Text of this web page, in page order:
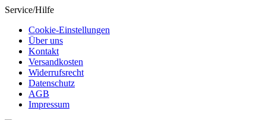
Service/Hilfe
Cookie-Einstellungen
Über uns
Kontakt
Versandkosten
Widerrufsrecht
Datenschutz
AGB
Impressum